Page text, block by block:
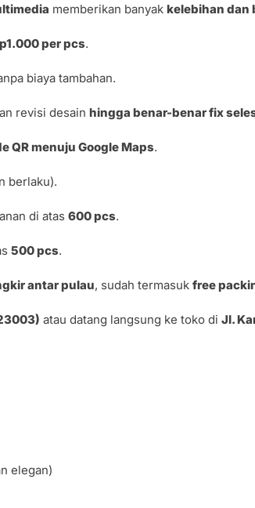
memberikan banyak kelebihan dan
per pcs.
biaya tambahan.
revisi desainhingga benar-benar fix
QR menuju Google Maps.
berlaku).
di atas600 pcs.
500 pcs.
antar pulau, sudah termasukfree
atau datang langsung ke toko diJl.
elegan)